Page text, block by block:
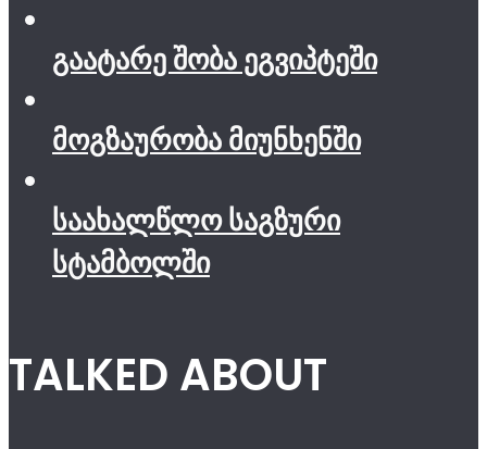
გაატარე შობა ეგვიპტეში
მოგზაურობა მიუნხენში
საახალწლო საგზური
სტამბოლში
TALKED ABOUT